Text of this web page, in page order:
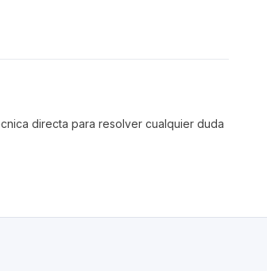
directa para resolver cualquier duda